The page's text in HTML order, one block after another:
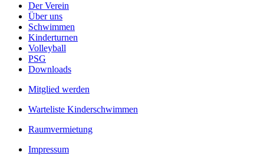
Der Verein
Über uns
Schwimmen
Kinderturnen
Volleyball
PSG
Downloads
Mitglied werden
Warteliste Kinderschwimmen
Raumvermietung
Impressum